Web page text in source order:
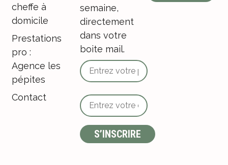
cheffe à
domicile
Prestations
pro :
Agence les
pépites
Contact
semaine,
directement
dans votre
boite mail.